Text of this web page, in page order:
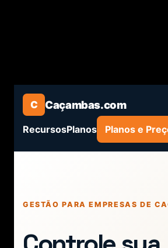
C Caçambas.com
RecursosPlanos Planos e
GESTÃO PARA EMPRESAS DE